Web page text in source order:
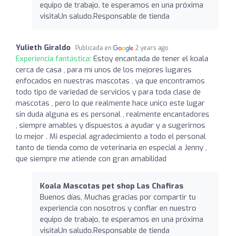
equipo de trabajo, te esperamos en una próxima
visitaUn saludo.Responsable de tienda
Yulieth Giraldo Publicada en 2 years ago
Experiencia fantástica: Estoy encantada de tener el koala
cerca de casa , para mí unos de los mejores lugares
enfocados en nuestras mascotas , ya que encontramos
todo tipo de variedad de servicios y para toda clase de
mascotas , pero lo que realmente hace unico este lugar
sin duda alguna es es personal , realmente encantadores
, siempre amables y dispuestos a ayudar y a sugerirnos
lo mejor . Mi especial agradecimiento a todo el personal
tanto de tienda como de veterinaria en especial a Jenny ,
que siempre me atiende con gran amabilidad
Koala Mascotas pet shop Las Chafiras
Buenos días, Muchas gracias por compartir tu
experiencia con nosotros y confiar en nuestro
equipo de trabajo, te esperamos en una próxima
visitaUn saludo.Responsable de tienda